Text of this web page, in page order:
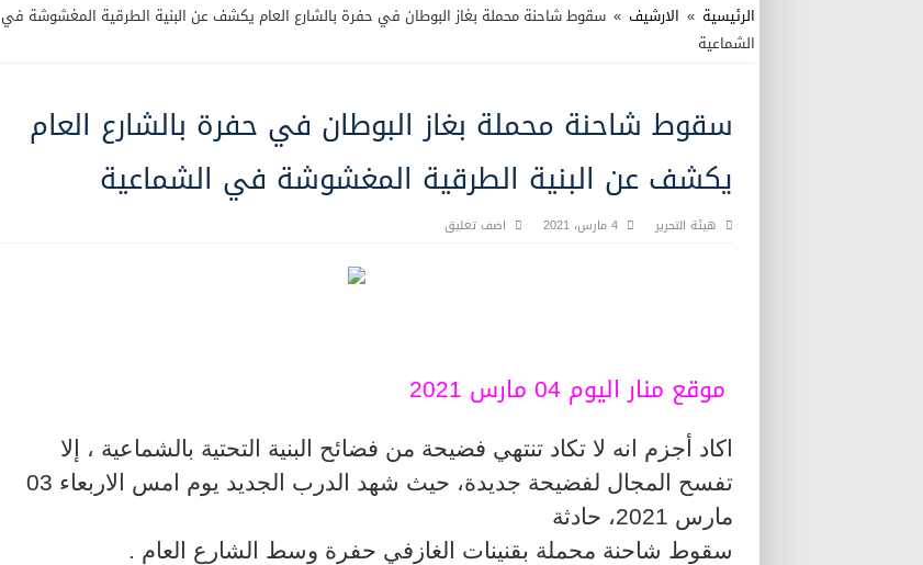
الرئيسية » الارشيف » سقوط شاحنة محملة بغاز البوطان في حفرة بالشارع العام يكشف عن البنية الطرقية المغشوشة في
الشماعية
سقوط شاحنة محملة بغاز البوطان في حفرة بالشارع العام
يكشف عن البنية الطرقية المغشوشة في الشماعية
هيئة التحرير 4 مارس، 2021 اضف تعليق
موقع منار اليوم 04 مارس 2021
اكاد أجزم انه لا تكاد تنتهي فضيحة من فضائح البنية التحتية بالشماعية ، إلا
تفسح المجال لفضيحة جديدة، حيث شهد الدرب الجديد يوم امس الاربعاء 03
مارس 2021، حادثة
سقوط شاحنة محملة بقنينات الغازفي حفرة وسط الشارع العام .